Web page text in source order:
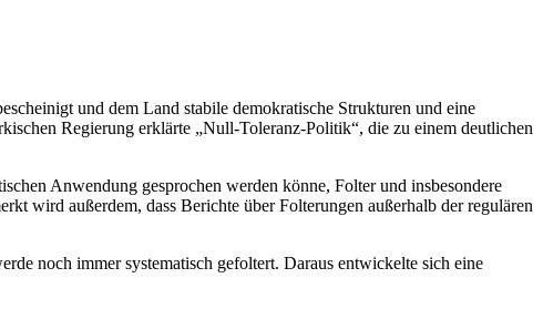
und dem Land stabile demokratische Strukturen und eine
Regierung erklärte „Null-Toleranz-Politik“, die zu einem deutlichen
Anwendung gesprochen werden könne, Folter und insbesondere
wird außerdem, dass Berichte über Folterungen außerhalb der regulären
noch immer systematisch gefoltert. Daraus entwickelte sich eine